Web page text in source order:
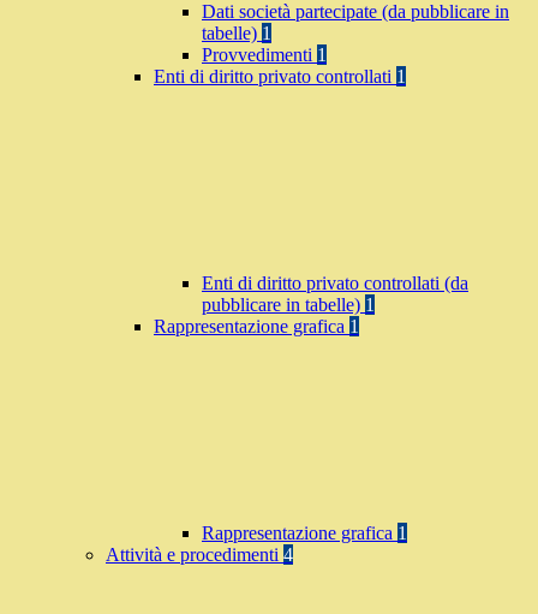
Dati società partecipate (da pubblicare in
tabelle) 1
Provvedimenti 1
Enti di diritto privato controllati 1
Enti di diritto privato controllati (da
pubblicare in tabelle) 1
Rappresentazione grafica 1
Rappresentazione grafica 1
Attività e procedimenti 4